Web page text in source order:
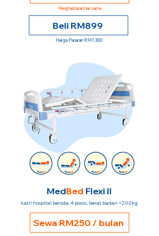
Penghantaran hari sama
Beli RM899
Harga Pasaran RM1,300
MedBed Flexi II
katil hospital beroda, 4 posisi, berat badan <200kg
Sewa RM250 / bulan